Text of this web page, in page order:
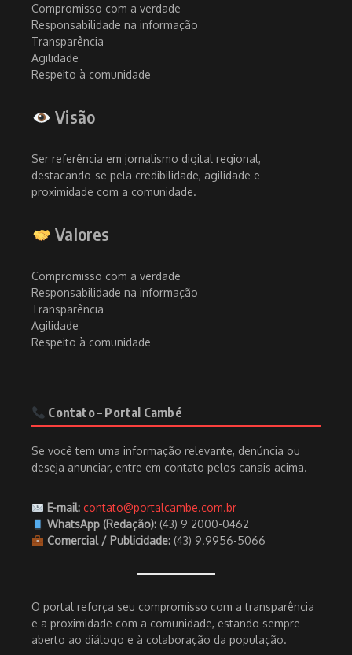
Compromisso com a verdade
Responsabilidade na informação
Transparência
Agilidade
Respeito à comunidade
Visão
Ser referência em jornalismo digital regional,
destacando-se pela credibilidade, agilidade e
proximidade com a comunidade.
Valores
Compromisso com a verdade
Responsabilidade na informação
Transparência
Agilidade
Respeito à comunidade
Contato – Portal Cambé
Se você tem uma informação relevante, denúncia ou
deseja anunciar, entre em contato pelos canais acima.
E-mail: contato@portalcambe.com.br
WhatsApp (Redação):(43) 9 2000-0462
Comercial / Publicidade:(43) 9.9956-5066
O portal reforça seu compromisso com a transparência
e a proximidade com a comunidade, estando sempre
aberto ao diálogo e à colaboração da população.